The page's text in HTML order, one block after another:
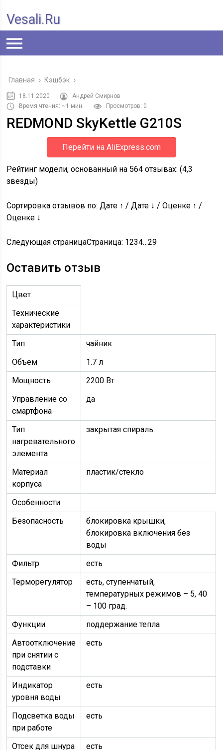
Vesali.ru
Главная › Кэшбэк ›
18.11.2020
Андрей Смирнов
Время чтения: ~1 мин.
Просмотров: 0
REDMOND SkyKettle G210S
Перейти на AliExpress.com
Рейтинг модели, основанный на 564 отзывах: (4,3
звезды)
Сортировка отзывов по: Дате ↑ / Дате ↓ / Оценке ↑ /
Оценке ↓
Следующая страницаСтраница: 1234…29
Оставить отзыв
Цвет
Технические
характеристики
Тип
чайник
Объем
1.7 л
Мощность
2200 Вт
Управление со
смартфона
да
Тип
нагревательного
элемента
закрытая спираль
Материал
корпуса
пластик/стекло
Особенности
Безопасность
блокировка крышки,
блокировка включения без
воды
Фильтр
есть
Терморегулятор
есть, ступенчатый,
температурных режимов – 5, 40
– 100 град.
Функции
поддержание тепла
Автоотключение
при снятии с
подставки
есть
Индикатор
уровня воды
есть
Подсветка воды
при работе
есть
Отсек для шнура
есть